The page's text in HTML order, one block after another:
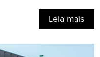
Leia mais